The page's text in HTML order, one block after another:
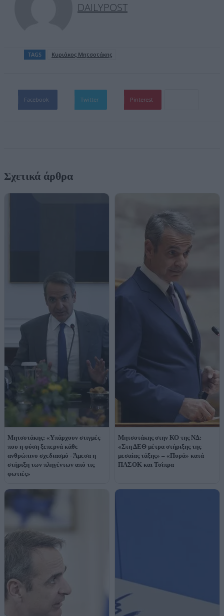
DAILYPOST
TAGS Kυριάκος Μητσοτάκης
Facebook Twitter Pinterest
Σχετικά άρθρα
Μητσοτάκης: «Υπάρχουν στιγμές
που η φύση ξεπερνά κάθε
ανθρώπινο σχεδιασμό - Άμεσα η
στήριξη των πληγέντων από τις
φωτιές»
Μητσοτάκης στην ΚΟ της ΝΔ:
«Στη ΔΕΘ μέτρα στήριξης της
μεσαίας τάξης» – «Πυρά» κατά
ΠΑΣΟΚ και Τσίπρα